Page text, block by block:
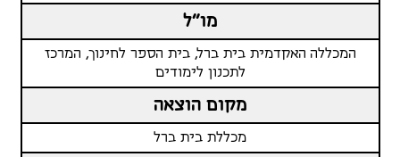
מו"ל
המכללה האקדמית בית ברל, בית הספר לחינוך, המרכז
לתכנון לימודים
מקום הוצאה
מכללת בית ברל